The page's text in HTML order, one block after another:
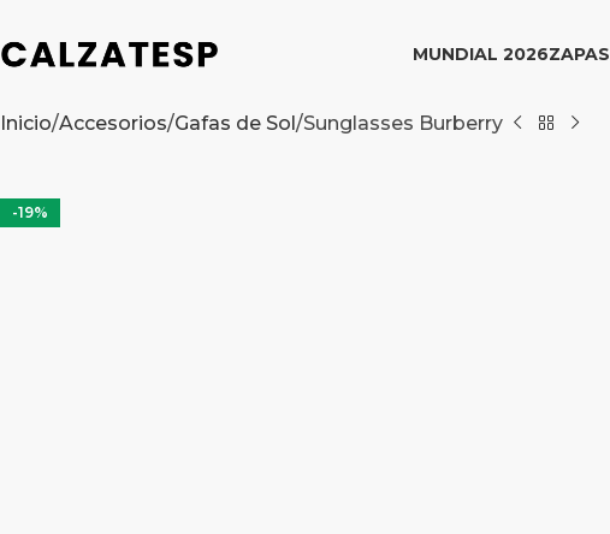
MUNDIAL 2026ZAPAS
Inicio Accesorios Gafas de Sol Sunglasses Burberry
-19%